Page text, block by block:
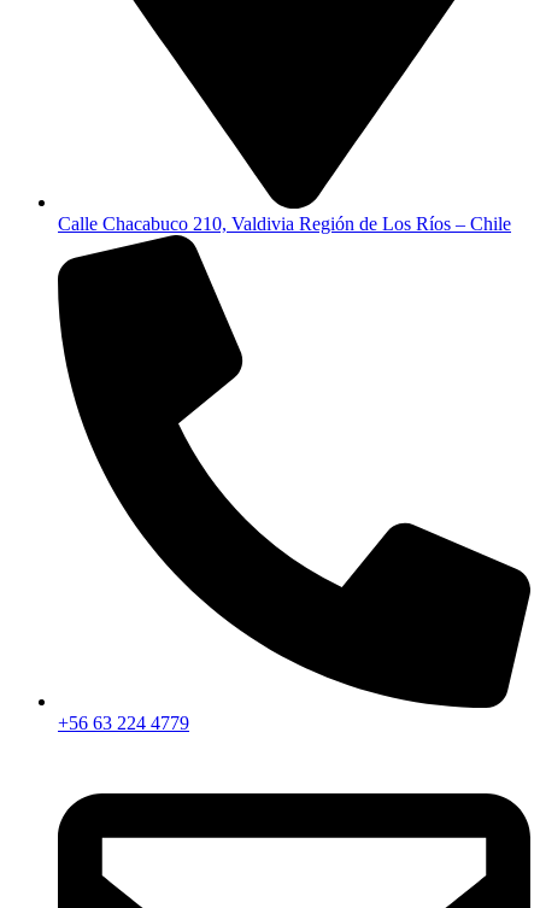
Calle Chacabuco 210, Valdivia Región de Los Ríos – Chile
+56 63 224 4779